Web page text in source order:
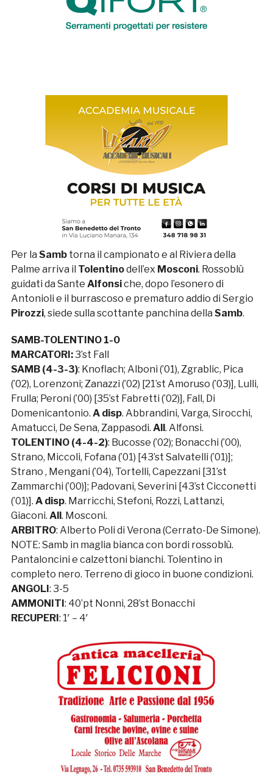
Per la Sambtorna il campionato e al Riviera della
Palme arriva il Tolentinodell’ex Mosconi. Rossoblù
guidati da Sante Alfonsiche, dopo l’esonero di
Antonioli e il burrascoso e prematuro addio di Sergio
Pirozzi, siede sulla scottante panchina della Samb.
SAMB-TOLENTINO 1-0
MARCATORI:3’st Fall
SAMB (4-3-3): Knoflach; Alboni (’01), Zgrablic, Pica
(’02), Lorenzoni; Zanazzi (’02) [21’st Amoruso (’03)], Lulli,
Frulla; Peroni (’00) [35’st Fabretti (’02)], Fall, Di
Domenicantonio. A disp. Abbrandini, Varga, Sirocchi,
Amatucci, De Sena, Zappasodi. All . Alfonsi.
TOLENTINO (4-4-2): Bucosse (’02); Bonacchi (’00),
Strano, Miccoli, Fofana (’01) [43’st Salvatelli (’01)];
Strano , Mengani (’04), Tortelli, Capezzani [31’st
Zammarchi (’00)]; Padovani, Severini [43’st Cicconetti
(’01)]. A disp. Marricchi, Stefoni, Rozzi, Lattanzi,
Giaconi. All . Mosconi.
ARBITRO: Alberto Poli di Verona (Cerrato-De Simone).
NOTE: Samb in maglia bianca con bordi rossoblù.
Pantaloncini e calzettoni bianchi. Tolentino in
completo nero. Terreno di gioco in buone condizioni.
ANGOLI : 3-5
AMMONITI : 40’pt Nonni, 28’st Bonacchi
RECUPERI : 1′ – 4′